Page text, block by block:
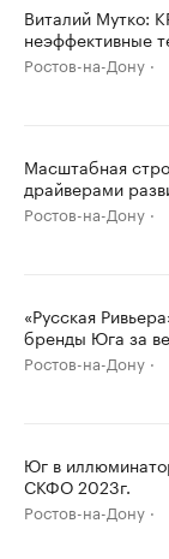
Виталий Мутко:
неэффективные
Ростов-на-Дону
Масштабная
драйверами
Ростов-на-Дону
«Русская
бренды Юга за
Ростов-на-Дону
Юг в
СКФО 2023г.
Ростов-на-Дону